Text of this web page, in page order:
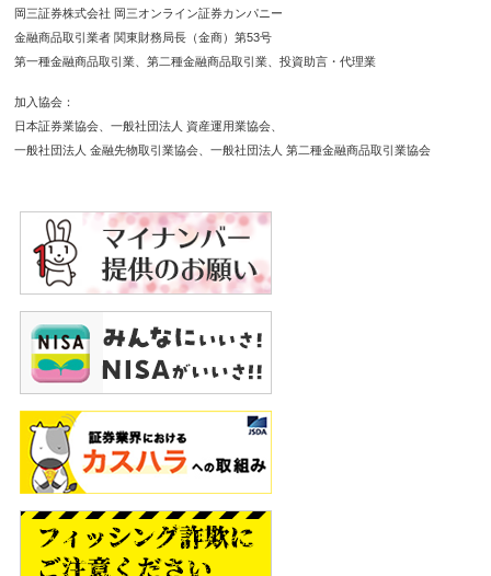
岡三証券株式会社 岡三オンライン証券カンパニー
金融商品取引業者 関東財務局長（金商）第53号
第一種金融商品取引業
第二種金融商品取引業 投資助言・代理業
加入協会
日本証券業協会
一般社団法人 資産運用業協会
一般社団法人 金融先物取引業協会
一般社団法人 第二種金融商品取引業協会